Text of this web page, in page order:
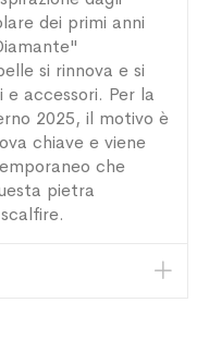
dei primi anni
si rinnova e si
accessori. Per la
2025, il motivo è
chiave e viene
che
pietra